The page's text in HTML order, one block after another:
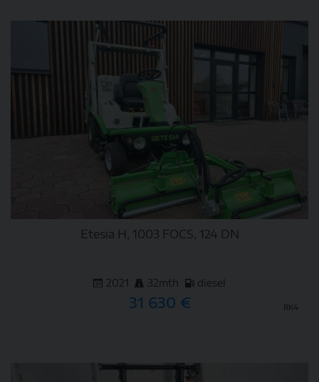
Etesia H, 1003 FOCS, 124 DN
2021 32mth diesel
31 630 € RK4
DETAIL